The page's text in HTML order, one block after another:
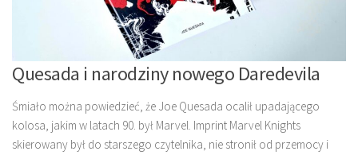
Quesada i narodziny nowego Daredevila
Śmiało można powiedzieć, że Joe Quesada ocalił upadającego
kolosa, jakim w latach 90. był Marvel. Imprint Marvel Knights
skierowany był do starszego czytelnika, nie stronił od przemocy i